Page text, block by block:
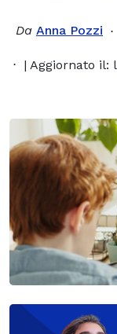
Da Anna Pozzi
| Aggiornato il: